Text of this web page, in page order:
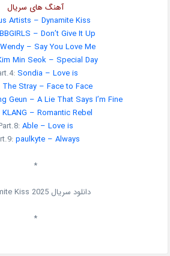
آهنگ های سریال
Artists – Dynamite Kiss
BBGIRLS – Don’t Give It Up
Wendy – Say You Love Me
Min Seok – Special Day
Sondia – Love is
The Stray – Face to Face
Geun – A Lie That Says I’m Fine
KLANG – Romantic Rebel
Able – Love is
paulkyte – Always
*
دانلود سریال Kiss 2025
*